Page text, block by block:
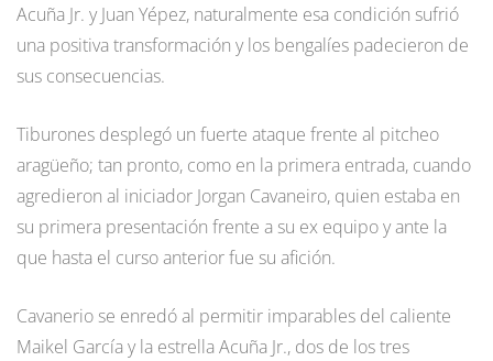
Acuña Jr. y Juan Yépez, naturalmente esa condición sufrió
una positiva transformación y los bengalíes padecieron de
sus consecuencias.
Tiburones desplegó un fuerte ataque frente al pitcheo
aragüeño; tan pronto, como en la primera entrada, cuando
agredieron al iniciador Jorgan Cavaneiro, quien estaba en
su primera presentación frente a su ex equipo y ante la
que hasta el curso anterior fue su afición.
Cavanerio se enredó al permitir imparables del caliente
Maikel García y la estrella Acuña Jr., dos de los tres